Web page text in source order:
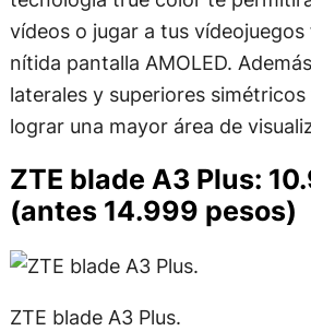
vídeos o jugar a tus
nítida pantalla AMOLED.
laterales y superiores
lograr una mayor área de
ZTE blade A3 Plus:
(antes 14.999 pesos)
ZTE blade A3 Plus.